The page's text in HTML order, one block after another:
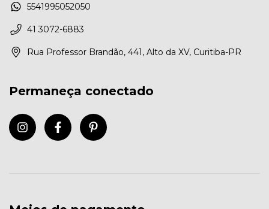
5541995052050
41 3072-6883
Rua Professor Brandão, 441, Alto da XV, Curitiba-PR
Permaneça conectado